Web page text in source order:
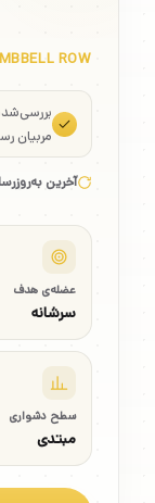
ROW
مربیان
آخرین
عضله‌ی هدف
سرشانه
سطح دشواری
مبتدی